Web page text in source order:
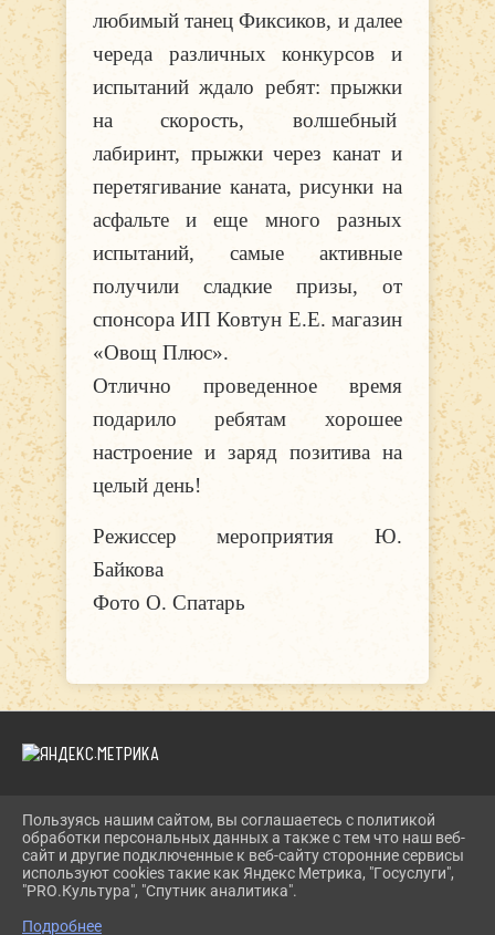
любимый танец Фиксиков, и далее
череда различных конкурсов и
испытаний ждало ребят: прыжки
на скорость, волшебный
лабиринт, прыжки через канат и
перетягивание каната, рисунки на
асфальте и еще много разных
испытаний, самые активные
получили сладкие призы, от
спонсора ИП Ковтун Е.Е. магазин
«Овощ Плюс».
Отлично проведенное время
подарило ребятам хорошее
настроение и заряд позитива на
целый день!
Режиссер мероприятия Ю.
Байкова
Фото О. Спатарь
2026 Г. DKIPATOVO.RU
ВХОД
КАРТА САЙТА
ПОЛИТИКА ОБРАБОТКИ ПЕРСОНАЛЬНЫХ ДАННЫХ
Пользуясь нашим сайтом, вы соглашаетесь с политикой
обработки персональных данных а также с тем что наш веб-
сайт и другие подключенные к веб-сайту сторонние сервисы
используют cookies такие как Яндекс Метрика, "Госуслуги",
"PRO.Культура", "Спутник аналитика".
Подробнее